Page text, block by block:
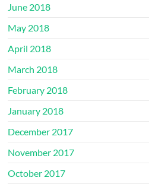
June 2018
May 2018
April 2018
March 2018
February 2018
January 2018
December 2017
November 2017
October 2017